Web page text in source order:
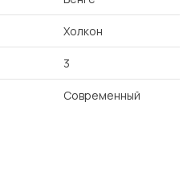
Холкон
3
Современный